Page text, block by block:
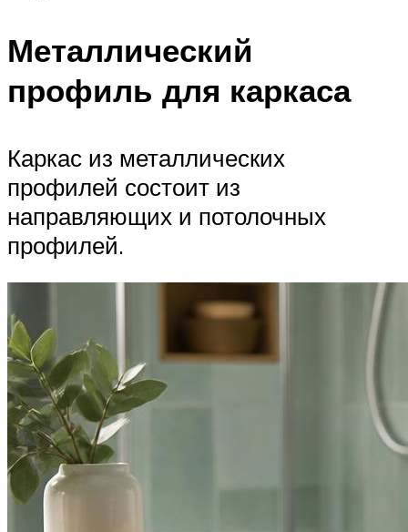
Металлический
профиль для каркаса
Каркас из металлических
профилей состоит из
направляющих и потолочных
профилей.